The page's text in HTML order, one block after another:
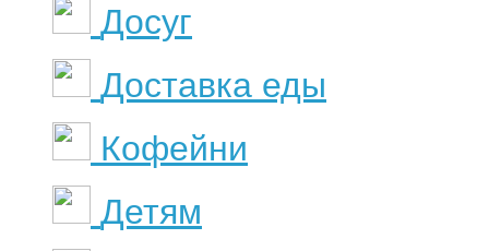
Досуг
Доставка еды
Кофейни
Детям